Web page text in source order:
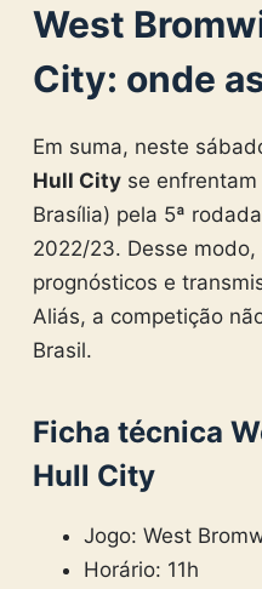
West
City: onde
Em suma, neste
Hull Cityse enfrentam
Brasília) pela 5ª
2022/23. Desse
prognósticos e
Aliás, a competição
Brasil.
Ficha técnica
Hull City
Jogo: West
Horário: 11h